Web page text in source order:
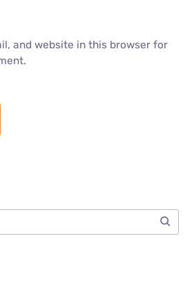
and website in this browser for